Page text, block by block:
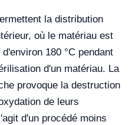
la distribution
où le matériau est
180 °C pendant
d'un matériau. La
provoque la destruction
de leurs
d'un procédé moins